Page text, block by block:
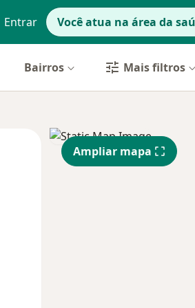
Entrar Você atua na área da
Bairros Mais filtros
Segunda-feira Ter,
11 Ago
Qua
12 Ago
Ampliar mapa